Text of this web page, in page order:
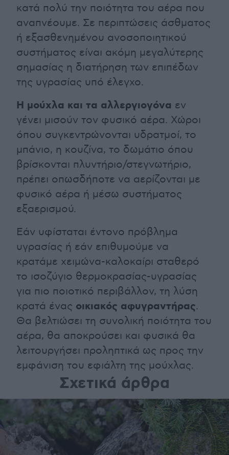
κατά πολύ την ποιότητα του αέρα που
αναπνέουμε. Σε περιπτώσεις άσθματος
ή εξασθενημένου ανοσοποιητικού
συστήματος είναι ακόμη μεγαλύτερης
σημασίας η διατήρηση των επιπέδων
της υγρασίας υπό έλεγχο.
Η μούχλα και τα αλλεργιογόνα εν
γένει μισούν τον φυσικό αέρα. Χώροι
όπου συγκεντρώνονται υδρατμοί, το
μπάνιο, η κουζίνα, το δωμάτιο όπου
βρίσκονται πλυντήριο/στεγνωτήριο,
πρέπει οπωσδήποτε να αερίζονται με
φυσικό αέρα ή μέσω συστήματος
εξαερισμού.
Εάν υφίσταται έντονο πρόβλημα
υγρασίας ή εάν επιθυμούμε να
κρατάμε χειμώνα-καλοκαίρι σταθερό
το ισοζύγιο θερμοκρασίας-υγρασίας
για πιο ποιοτικό περιβάλλον, τη λύση
κρατά ένας οικιακός αφυγραντήρας.
Θα βελτιώσει τη συνολική ποιότητα του
αέρα, θα αποκρούσει και φυσικά θα
λειτουργήσει προληπτικά ως προς την
εμφάνιση του εφιάλτη της μούχλας.
Σχετικά άρθρα